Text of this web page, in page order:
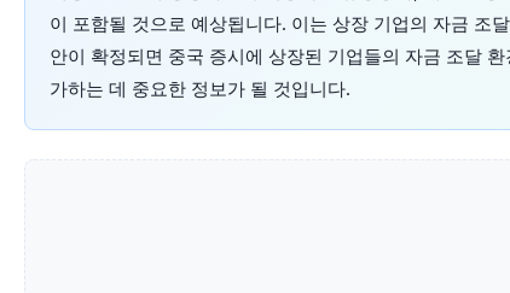
이 포함될 것으로 예상됩니다. 이는 상장 기업의 자금 조
안이 확정되면 중국 증시에 상장된 기업들의 자금 조달
가하는 데 중요한 정보가 될 것입니다.